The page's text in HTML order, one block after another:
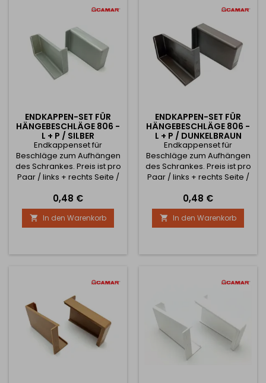
gewünschten Farbe und
Aufhängen des Schrankes
zu...
ENDKAPPEN-SET FÜR
HÄNGEBESCHLÄGE 806 -
L + P / SILBER
Endkappenset für
Beschläge zum Aufhängen
des Schrankes. Preis ist pro
Paar / links + rechts Seite /
Preis
0,48 €
 In den Warenkorb
ENDKAPPEN-SET FÜR
HÄNGEBESCHLÄGE 806 -
L + P / DUNKELBRAUN
Endkappenset für
Beschläge zum Aufhängen
des Schrankes. Preis ist pro
Paar / links + rechts Seite /
Preis
0,48 €
 In den Warenkorb